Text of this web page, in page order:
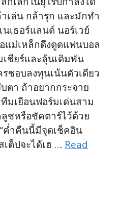
เล่น กล้ารุก และมักทำ
เธอร์แลนด์ นอร์เวย์
แม่เหล็กดึงดูดแฟนบอล
ชียร์และลุ้นเดิมพัน
ชอบลงทุนเน้นตัวเดียว
ตา ถ้าอยากกระจาย
มเยือนฟอร์มเด่นสาม
ชหรือชัคตาร์ไว้ด้วย
ค่ำคืนนี้มีจุดเช็คอิน
ต็ปจะได้เฮ … Read